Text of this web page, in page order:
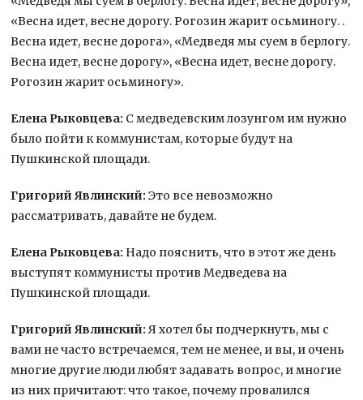
«Весна идет, весне дорогу. Рогозин жарит осьминогу. .
Весна идет, весне дорога», «Медведя мы суем в берлогу.
Весна идет, весне дорогу», «Весна идет, весне дорогу.
Рогозин жарит осьминогу».
Елена Рыковцева: С медведевским лозунгом им нужно
было пойти к коммунистам, которые будут на
Пушкинской площади.
Григорий Явлинский:Это все невозможно
рассматривать, давайте не будем.
Елена Рыковцева: Надо пояснить, что в этот же день
выступят коммунисты против Медведева на
Пушкинской площади.
Григорий Явлинский:Я хотел бы подчеркнуть, мы с
вами не часто встречаемся, тем не менее, и вы, и очень
многие другие люди любят задавать вопрос, и многие
из них причитают: что такое, почему провалился